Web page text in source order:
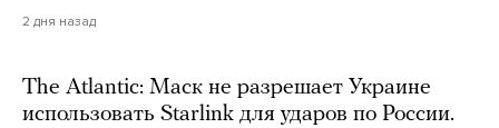
2 дня назад
The Atlantic: Маск не разрешает Украине
использовать Starlink для ударов по России.